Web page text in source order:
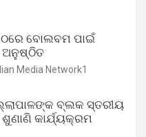
ବୋଲବମ ପାଇଁ
ଅନୁଷ୍ଠିତ
Media Network1
ବ୍ଲକ ସ୍ତରୀୟ
କାର୍ଯ୍ୟକ୍ରମ